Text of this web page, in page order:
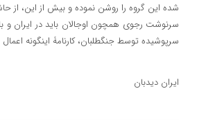
شده این گروه را روشن نموده و بیش از این، از
سرپوشیده توسط جنگ‎طلبان، کارنامۀ این‎گونه اعمال ننگین را سیاه‎تر خواهد نمود.
ایران‎ دیدبان